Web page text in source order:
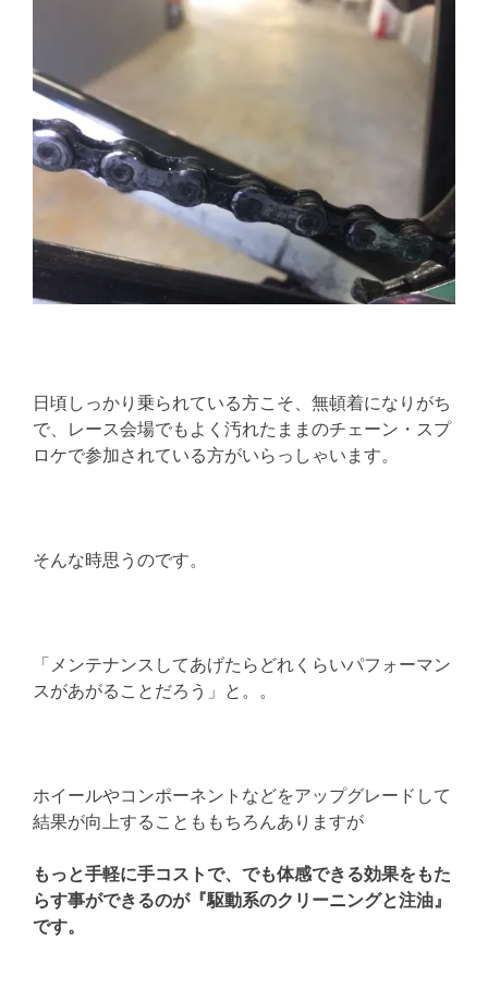
日頃しっかり乗られている方こそ、無頓着になりがち
で、レース会場でもよく汚れたままのチェーン・スプ
ロケで参加されている方がいらっしゃいます。
そんな時思うのです。
「メンテナンスしてあげたらどれくらいパフォーマン
スがあがることだろう」と。。
ホイールやコンポーネントなどをアップグレードして
結果が向上することももちろんありますが
もっと手軽に手コストで、でも体感できる効果をもた
らす事ができるのが『駆動系のクリーニングと注油』
です。